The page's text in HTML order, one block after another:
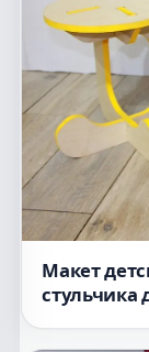
Макет
стульчика